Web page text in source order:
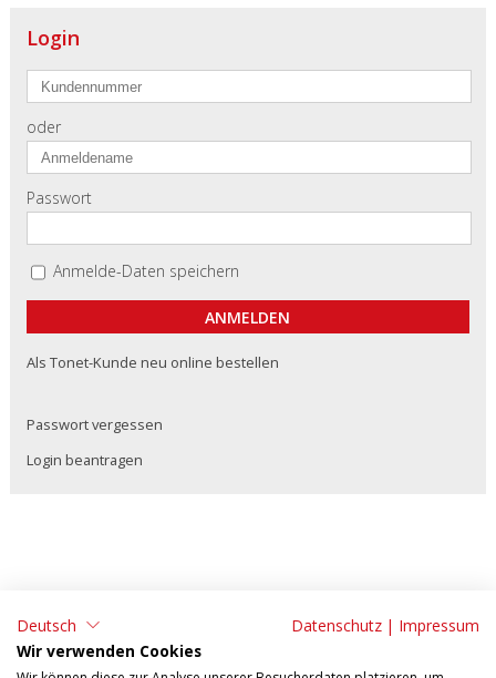
Login
oder
Passwort
Anmelde-Daten speichern
Als Tonet-Kunde neu online bestellen
Passwort vergessen
Login beantragen
ADRESSE:
Tonet AG
Tel: 062 295 09 11
Deutsch Datenschutz | Impressum
Wir verwenden Cookies